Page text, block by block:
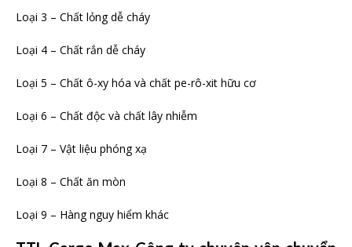
Loại 3 – Chất lỏng dễ cháy
Loại 4 – Chất rắn dễ cháy
Loại 5 – Chất ô-xy hóa và chất pe-rô-xit hữu cơ
Loại 6 – Chất độc và chất lây nhiễm
Loại 7 – Vật liệu phóng xạ
Loại 8 – Chất ăn mòn
Loại 9 – Hàng nguy hiểm khác